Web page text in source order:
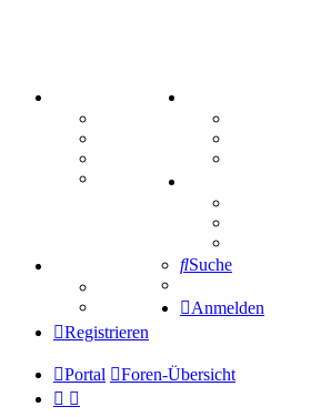
Mastodon
Schiffe
Tipprunde
Comunio
Suche
Anmelden
Registrieren
Portal Foren-Übersicht